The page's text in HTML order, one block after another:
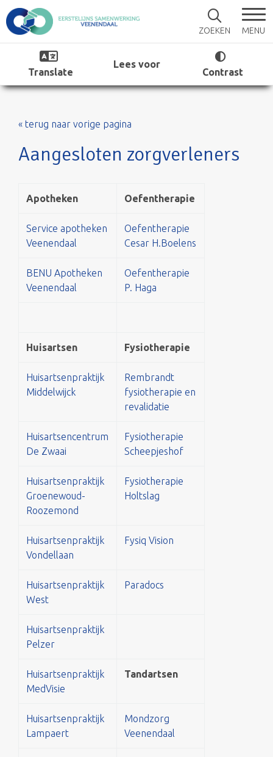
ZOEKEN MENU
Translate
Lees voor
Contrast
« terug naar vorige pagina
Aangesloten zorgverleners
Apotheken Oefentherapie
Service apotheken
Veenendaal
Oefentherapie
Cesar H.Boelens
BENU Apotheken
Veenendaal
Oefentherapie
P. Haga
Huisartsen Fysiotherapie
Huisartsenpraktijk
Middelwijck
Rembrandt
fysiotherapie en
revalidatie
Huisartsencentrum
De Zwaai
Fysiotherapie
Scheepjeshof
Huisartsenpraktijk
Groenewoud-
Roozemond
Fysiotherapie
Holtslag
Huisartsenpraktijk
Vondellaan
Fysiq Vision
Huisartsenpraktijk
West
Paradocs
Huisartsenpraktijk
Pelzer
Huisartsenpraktijk
MedVisie
Tandartsen
Huisartsenpraktijk
Lampaert
Mondzorg
Veenendaal